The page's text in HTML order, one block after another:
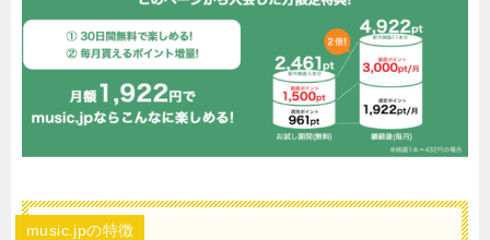
music.jpの特徴